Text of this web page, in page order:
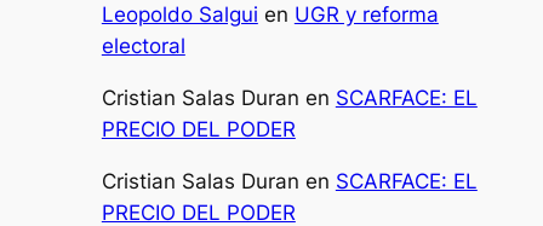
Leopoldo Salgui en UGR y reforma
electoral
Cristian Salas Duran en SCARFACE: EL
PRECIO DEL PODER
Cristian Salas Duran en SCARFACE: EL
PRECIO DEL PODER